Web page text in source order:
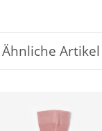
Ähnliche Artikel